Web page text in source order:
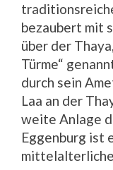
bezaubert mit
über der
Türme“
durch sein
Laa an der
weite Anlage
Eggenburg ist